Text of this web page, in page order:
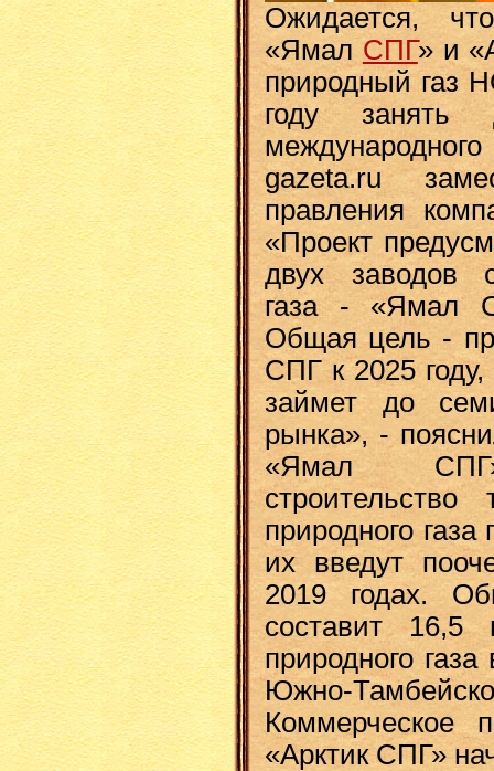
Ожидается,
«Ямал СПГ» и
природный газ
году занять
gazeta.ru
правления
«Проект
двух заводов
газа - «Ямал
Общая цель -
СПГ к 2025
займет до
рынка», -
«Ямал СПГ»
природного
их введут
2019 годах.
составит 16,5
природного
Южно-
Коммерческое
«Арктик СПГ»